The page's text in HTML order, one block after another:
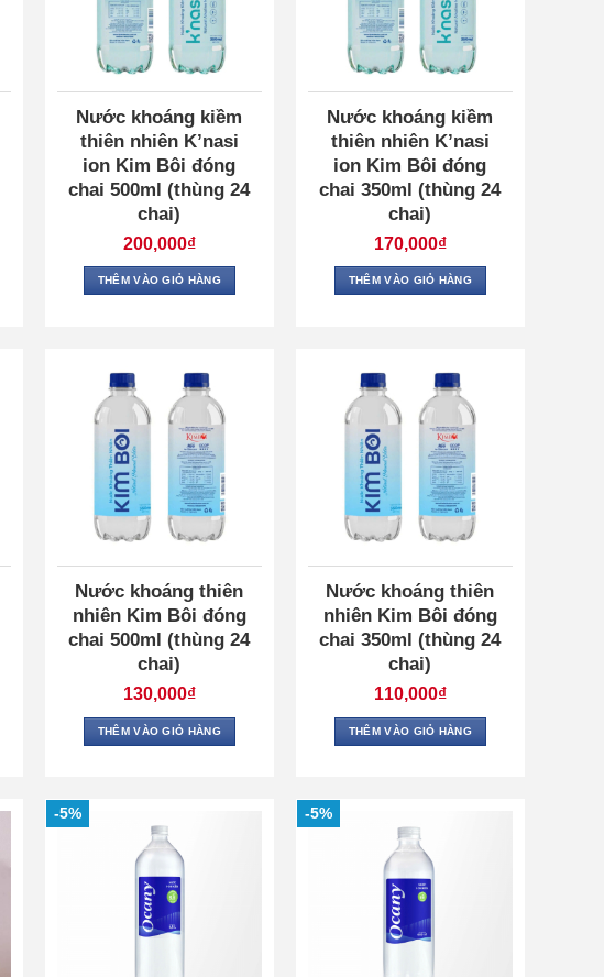
Nước khoáng kiềm
thiên nhiên K’nasi
ion Kim Bôi đóng
chai 500ml (thùng 24
chai)
200,000₫
THÊM VÀO GIỎ HÀNG
Nước khoáng kiềm
thiên nhiên K’nasi
ion Kim Bôi đóng
chai 350ml (thùng 24
chai)
170,000₫
THÊM VÀO GIỎ HÀNG
Nước khoáng thiên
nhiên Kim Bôi đóng
chai 500ml (thùng 24
chai)
130,000₫
THÊM VÀO GIỎ HÀNG
Nước khoáng thiên
nhiên Kim Bôi đóng
chai 350ml (thùng 24
chai)
110,000₫
THÊM VÀO GIỎ HÀNG
-5% -5%